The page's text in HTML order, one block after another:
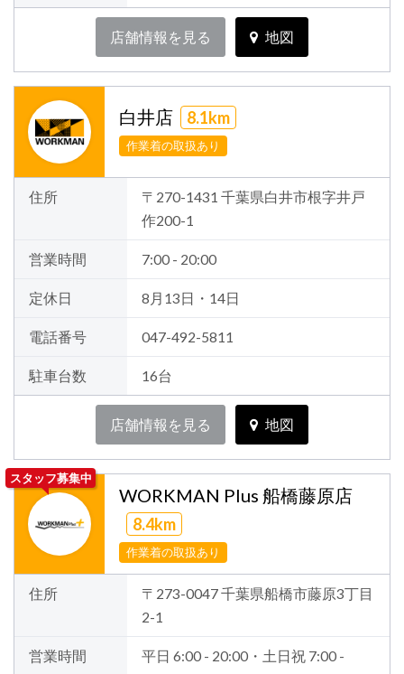
店舗情報を見る 地図
白井店 8.1km
作業着の取扱あり
住所
〒270-1431 千葉県白井市根字井戸
作200-1
営業時間 7:00 - 20:00
定休日 8月13日・14日
電話番号 047-492-5811
駐車台数 16台
店舗情報を見る 地図
スタッフ募集中
WORKMAN Plus 船橋藤原店
8.4km
作業着の取扱あり
住所
〒273-0047 千葉県船橋市藤原3丁目
2-1
営業時間
平日 6:00 - 20:00・土日祝 7:00 -